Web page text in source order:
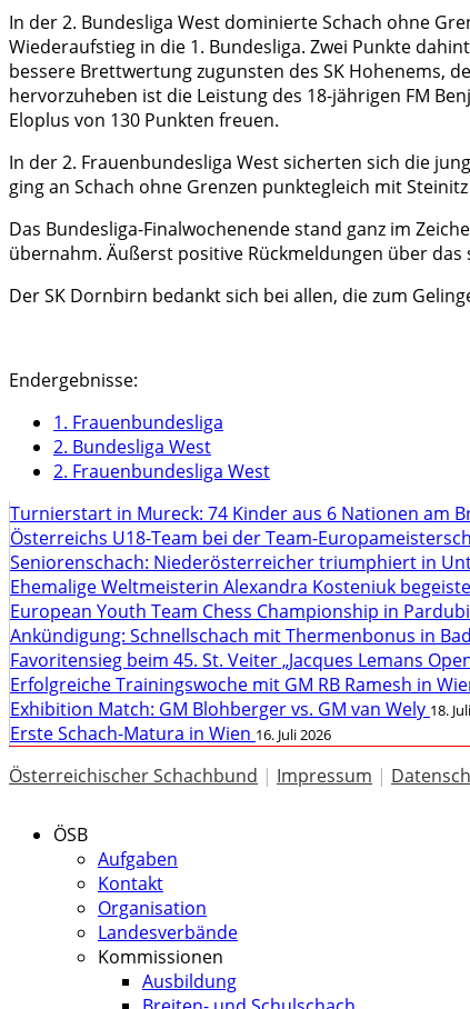
In der 2. Bundesliga West dominierte Schach ohne
Wiederaufstieg in die 1. Bundesliga. Zwei Punkte
bessere Brettwertung zugunsten des SK Hohenems,
hervorzuheben ist die Leistung des 18-jährigen FM
Eloplus von 130 Punkten freuen.
In der 2. Frauenbundesliga West sicherten sich die
ging an Schach ohne Grenzen punktegleich mit
Das Bundesliga-Finalwochenende stand ganz im
übernahm. Äußerst positive Rückmeldungen über
Der SK Dornbirn bedankt sich bei allen, die zum
Endergebnisse:
1. Frauenbundesliga
2. Bundesliga West
2. Frauenbundesliga West
Turnierstart in Mureck: 74 Kinder aus 6 Nationen am
Österreichs U18-Team bei der Team-
Seniorenschach: Niederösterreicher triumphiert in
Ehemalige Weltmeisterin Alexandra Kosteniuk
European Youth Team Chess Championship in
Ankündigung: Schnellschach mit Thermenbonus in
Favoritensieg beim 45. St. Veiter „Jacques Lemans
Erfolgreiche Trainingswoche mit GM RB Ramesh in
Exhibition Match: GM Blohberger vs. GM van Wely 18.
Erste Schach-Matura in Wien 16. Juli 2026
Österreichischer Schachbund | Impressum |
ÖSB
Aufgaben
Kontakt
Organisation
Landesverbände
Kommissionen
Ausbildung